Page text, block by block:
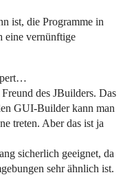
ist, die Programme in
eine vernünftige
des JBuilders. Das
GUI-Builder kann man
treten. Aber das ist ja
sicherlich geeignet, da
sehr ähnlich ist.